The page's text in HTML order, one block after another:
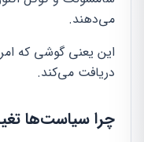
می‌دهند.
دریافت می‌کند.
چرا سیاست‌ها